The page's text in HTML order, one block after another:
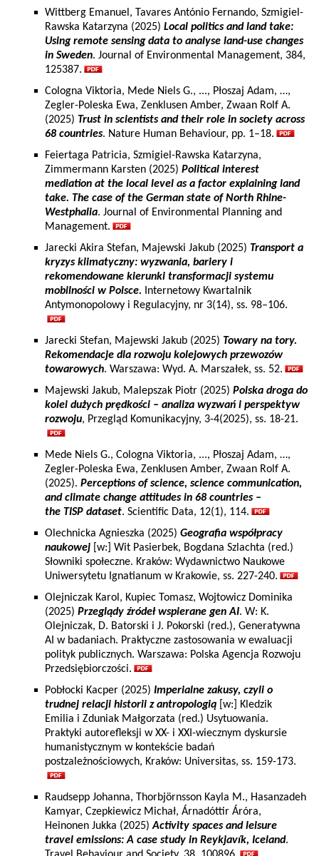
Wittberg Emanuel, Tavares António Fernando, Szmigiel-
Rawska Katarzyna (2025) Local politics and land take:
Using remote sensing data to analyse land-use changes
in Sweden. Journal of Environmental Management, 384,
125387.
Cologna Viktoria, Mede Niels G., ..., Płoszaj Adam, …,
Zegler-Poleska Ewa, Zenklusen Amber, Zwaan Rolf A.
(2025) Trust in scientists and their role in society across
68 countries. Nature Human Behaviour, pp. 1–18.
Feiertaga Patricia, Szmigiel-Rawska Katarzyna,
Zimmermann Karsten (2025) Political interest
mediation at the local level as a factor explaining land
take. The case of the German state of North Rhine-
Westphalia. Journal of Environmental Planning and
Management.
Jarecki Akira Stefan, Majewski Jakub (2025) Transport a
kryzys klimatyczny: wyzwania, bariery i
rekomendowane kierunki transformacji systemu
mobilności w Polsce.
Internetowy Kwartalnik
Antymonopolowy i Regulacyjny, nr 3(14), ss. 98–106.
Jarecki Stefan, Majewski Jakub (2025) Towary na tory.
Rekomendacje dla rozwoju kolejowych przewozów
towarowych. Warszawa: Wyd. A. Marszałek, ss. 52.
Majewski Jakub, Malepszak Piotr (2025) Polska droga do
kolei dużych prędkości – analiza wyzwań i perspektyw
rozwoju, Przegląd Komunikacyjny, 3-4(2025), ss. 18-21.
Mede Niels G., Cologna Viktoria, ..., Płoszaj Adam, …,
Zegler-Poleska Ewa, Zenklusen Amber, Zwaan Rolf A.
(2025). Perceptions of science, science communication,
and climate change attitudes in 68 countries –
the TISP dataset. Scientific Data, 12(1), 114.
Olechnicka Agnieszka (2025) Geografia współpracy
naukowej [w:] Wit Pasierbek, Bogdana Szlachta (red.)
Słowniki społeczne. Kraków: Wydawnictwo Naukowe
Uniwersytetu Ignatianum w Krakowie, ss. 227-240.
Olejniczak Karol, Kupiec Tomasz, Wojtowicz Dominika
(2025) Przeglądy źródeł wspierane gen AI. W: K.
Olejniczak, D. Batorski i J. Pokorski (red.), Generatywna
AI w badaniach. Praktyczne zastosowania w ewaluacji
polityk publicznych. Warszawa: Polska Agencja Rozwoju
Przedsiębiorczości.
Pobłocki Kacper (2025) Imperialne zakusy, czyli o
trudnej relacji historii z antropologią [w:] Kledzik
Emilia i Zduniak Małgorzata (red.) Usytuowania.
Praktyki autorefleksji w XX- i XXI-wiecznym dyskursie
humanistycznym w kontekście badań
postzależnościowych, Kraków: Universitas, ss. 159-173.
Raudsepp Johanna, Thorbjörnsson Kayla M., Hasanzadeh
Kamyar, Czepkiewicz Michał, Árnadóttir Áróra,
Heinonen Jukka (2025)Activity spaces and leisure
travel emissions: A case study in Reykjavík, Iceland.